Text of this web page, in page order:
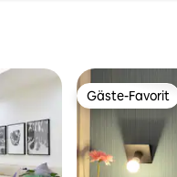
Gäste-Favorit
Gäste-Favorit